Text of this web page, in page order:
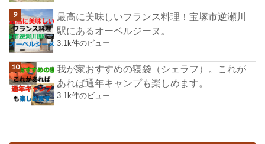
最高に美味しいフランス料理！宝塚市逆瀬川
駅にあるオーベルジーヌ。
3.1k件のビュー
我が家おすすめの寝袋（シェラフ）。これが
あれば通年キャンプも楽しめます。
3.1k件のビュー